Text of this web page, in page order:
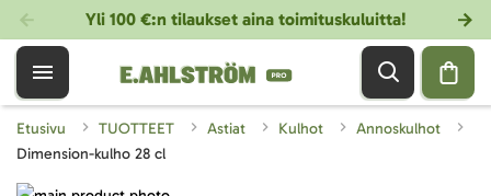
Yli 100 €:n tilaukset aina toimituskuluitta!
Etusivu TUOTTEET Astiat Kulhot
Annoskulhot
Dimension-kulho 28 cl